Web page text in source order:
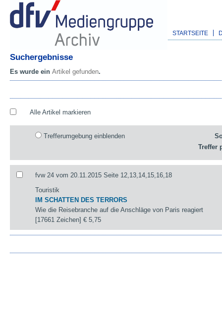
STARTSEITE
Suchergebnisse
Es wurde ein Artikel gefunden.
Alle Artikel markieren
Trefferumgebung einblenden
Treffer
fvw 24 vom 20.11.2015 Seite 12,13,14,15,16,18
Touristik
IM SCHATTEN DES TERRORS
Wie die Reisebranche auf die Anschläge von Paris reagiert
[17661 Zeichen]€ 5,75